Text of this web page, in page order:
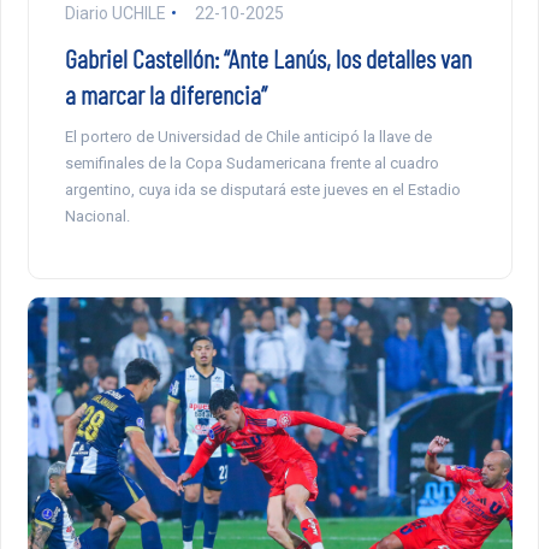
Diario UCHILE 22-10-2025
Gabriel Castellón: “Ante Lanús, los detalles van
a marcar la diferencia”
El portero de Universidad de Chile anticipó la llave de
semifinales de la Copa Sudamericana frente al cuadro
argentino, cuya ida se disputará este jueves en el Estadio
Nacional.